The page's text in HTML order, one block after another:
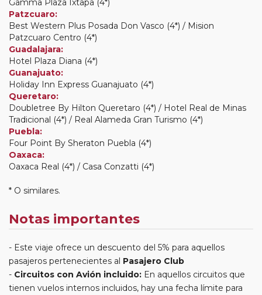
Gamma Plaza Ixtapa (4*)
Patzcuaro:
Best Western Plus Posada Don Vasco (4*) / Mision
Patzcuaro Centro (4*)
Guadalajara:
Hotel Plaza Diana (4*)
Guanajuato:
Holiday Inn Express Guanajuato (4*)
Queretaro:
Doubletree By Hilton Queretaro (4*) / Hotel Real de Minas
Tradicional (4*) / Real Alameda Gran Turismo (4*)
Puebla:
Four Point By Sheraton Puebla (4*)
Oaxaca:
Oaxaca Real (4*) / Casa Conzatti (4*)
* O similares.
Notas importantes
Este viaje ofrece un descuento del 5% para aquellos
pasajeros pertenecientes al Pasajero Club
Circuitos con Avión incluido: En aquellos circuitos que
tienen vuelos internos incluidos, hay una fecha límite para